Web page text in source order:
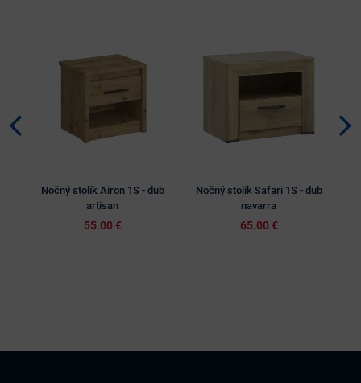
Nočný stolík Airon 1S - dub
artisan
55.00 €
Nočný stolík Safari 1S - dub
navarra
65.00 €